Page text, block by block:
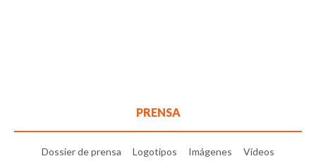
PRENSA
Dossier de prensa Logotipos Imágenes
Vídeos